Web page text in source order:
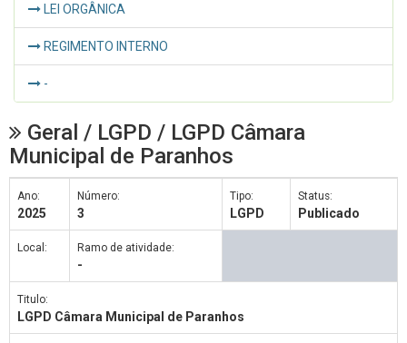
LEI ORGÂNICA
REGIMENTO INTERNO
-
Geral / LGPD / LGPD Câmara
Municipal de Paranhos
Ano:
2025
Número:
3
Tipo:
LGPD
Status:
Publicado
Local: Ramo de atividade:
-
Titulo:
LGPD Câmara Municipal de Paranhos